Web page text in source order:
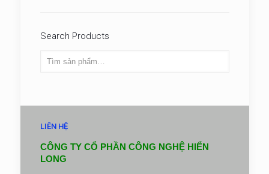
Search Products
LIÊN HỆ
CÔNG TY CỔ PHẦN CÔNG NGHỆ HIỂN
LONG